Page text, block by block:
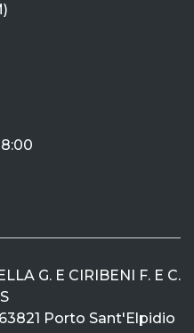
G. E CIRIBENI F. E C.
63821 Porto Sant'Elpidio